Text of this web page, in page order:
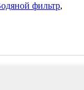
фильтр,